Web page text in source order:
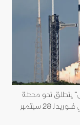
إكس" ينطلق نحو محطة
الفضاء الدولية من محطة كيب كانافيرال في فلوريدا. 28 سبتمبر